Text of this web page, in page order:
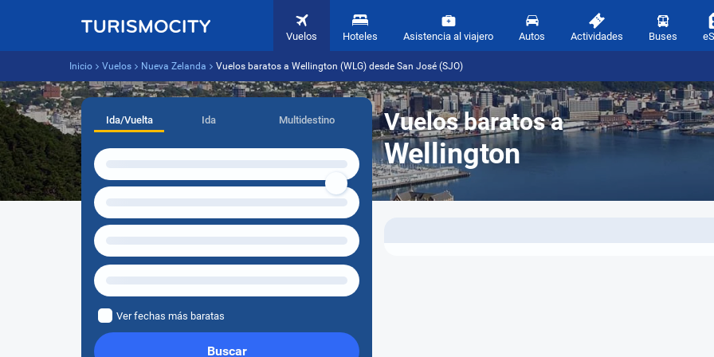
Vuelos Hoteles Asistencia al viajero Autos Actividades Buses
Inicio Vuelos Nueva Zelanda Vuelos baratos a Wellington (WLG) desde San José (SJO)
Vuelos baratos a
Wellington
Ida/Vuelta Ida Multidestino
Ver fechas más baratas
Buscar